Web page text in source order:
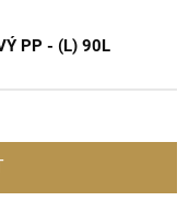
PP - (L) 90L